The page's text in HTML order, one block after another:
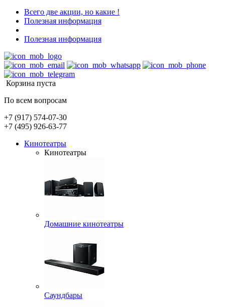
Всего две акции, но какие !
Полезная информация
Полезная информация
Корзина пуста
По всем вопросам
+7 (917) 574-07-30
+7 (495) 926-63-77
Кинотеатры
Кинотеатры
Домашние кинотеатры
Саундбары